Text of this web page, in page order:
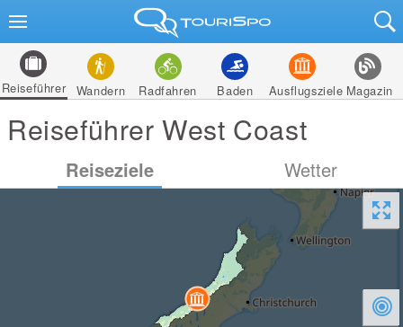
Reiseführer Wandern Radfahren Baden Ausflugsziele Magazin
Reiseführer West Coast
Reiseziele Wetter